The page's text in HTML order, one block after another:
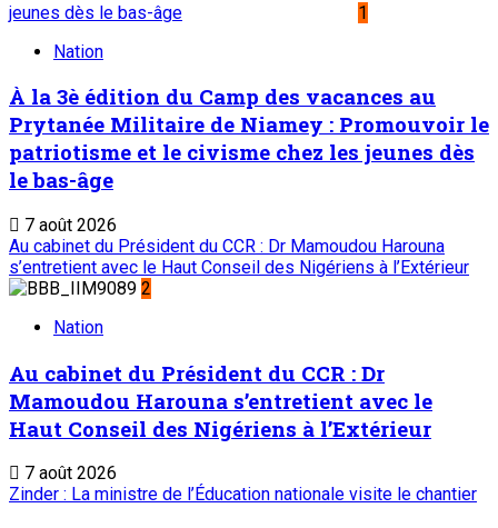
jeunes dès le bas-âge
1
Nation
À la 3è édition du Camp des vacances au
Prytanée Militaire de Niamey : Promouvoir le
patriotisme et le civisme chez les jeunes dès
le bas-âge
7 août 2026
Au cabinet du Président du CCR : Dr Mamoudou Harouna
s’entretient avec le Haut Conseil des Nigériens à l’Extérieur
2
Nation
Au cabinet du Président du CCR : Dr
Mamoudou Harouna s’entretient avec le
Haut Conseil des Nigériens à l’Extérieur
7 août 2026
Zinder : La ministre de l’Éducation nationale visite le chantier